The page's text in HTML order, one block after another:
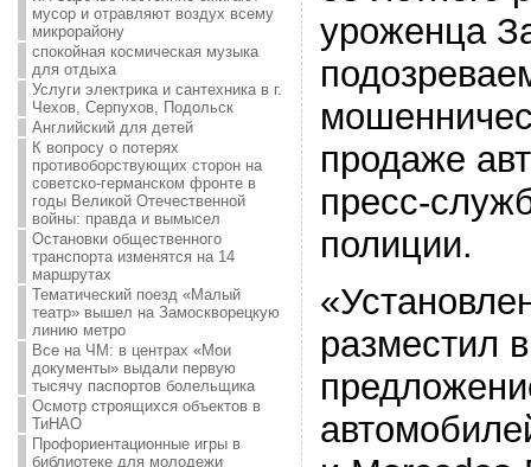
мусор и отравляют воздух всему
микрорайону
спокойная космическая музыка
для отдыха
Услуги электрика и сантехника в г.
Чехов, Серпухов, Подольск
Английский для детей
К вопросу о потерях
противоборствующих сторон на
советско-германском фронте в
годы Великой Отечественной
войны: правда и вымысел
Остановки общественного
транспорта изменятся на 14
маршрутах
Тематический поезд «Малый
театр» вышел на Замоскворецкую
линию метро
Все на ЧМ: в центрах «Мои
документы» выдали первую
тысячу паспортов болельщика
Осмотр строящихся объектов в
ТиНАО
Профориентационные игры в
библиотеке для молодежи
уроженца
продаже
пресс-
полиции.
разместил